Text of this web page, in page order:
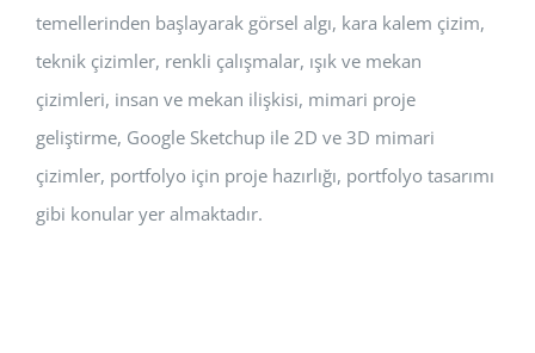
temellerinden başlayarak görsel algı, kara kalem çizim,
teknik çizimler, renkli çalışmalar, ışık ve mekan
çizimleri, insan ve mekan ilişkisi, mimari proje
geliştirme, Google Sketchup ile 2D ve 3D mimari
çizimler, portfolyo için proje hazırlığı, portfolyo tasarımı
gibi konular yer almaktadır.